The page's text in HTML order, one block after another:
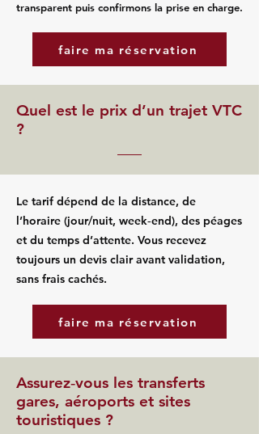
transparent puis confirmons la prise en charge.
faire ma réservation
Quel est le prix d’un trajet VTC
?
Le tarif dépend de la distance, de
l’horaire (jour/nuit, week‑end), des péages
et du temps d’attente. Vous recevez
toujours un devis clair avant validation,
sans frais cachés.
faire ma réservation
Assurez‑vous les transferts
gares, aéroports et sites
touristiques ?